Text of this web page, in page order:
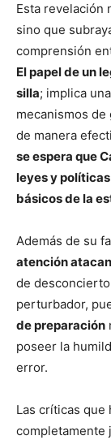
Esta revelación
sino que
comprensión
El papel de un
silla; implica
mecanismos
de manera
se espera que
leyes y
básicos de la
Además de su
atención
de
perturbador,
de preparación
poseer la
error.
Las críticas que
completamente